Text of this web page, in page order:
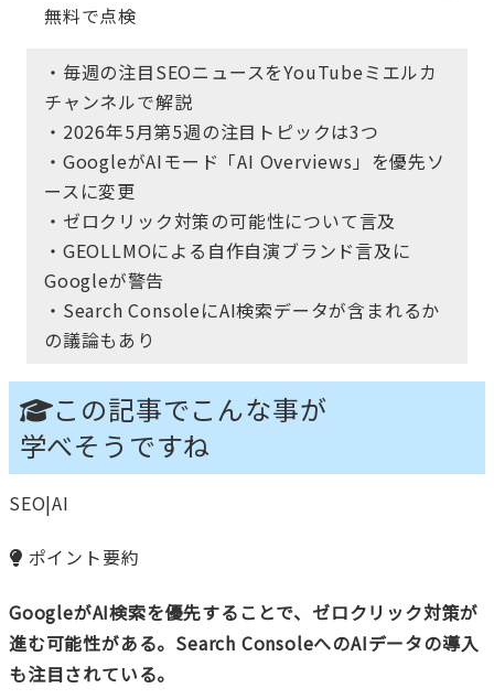
無料で点検
・毎週の注目SEOニュースをYouTubeミエルカ
チャンネルで解説
・2026年5月第5週の注目トピックは3つ
・GoogleがAIモード「AI Overviews」を優先ソ
ースに変更
・ゼロクリック対策の可能性について言及
・GEOLLMOによる自作自演ブランド言及に
Googleが警告
・Search ConsoleにAI検索データが含まれるか
の議論もあり
この記事でこんな事が
学べそうですね
SEO|AI
ポイント要約
GoogleがAI検索を優先することで、ゼロクリック対策が
進む可能性がある。Search ConsoleへのAIデータの導入
も注目されている。